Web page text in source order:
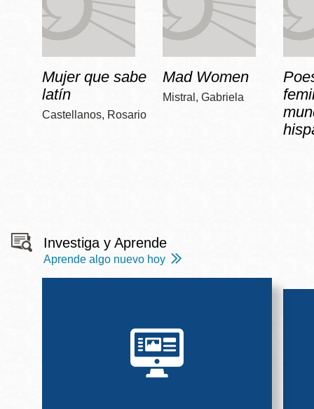
Mujer que sabe
latín
Castellanos, Rosario
Mad Women
Mistral, Gabriela
Investiga y Aprende
Aprende algo nuevo hoy